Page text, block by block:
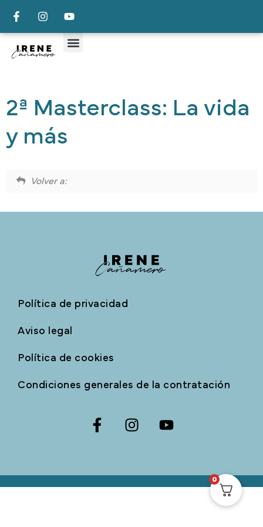
2ª Masterclass: La vida
y más
Volver a:
Política de privacidad
Aviso legal
Política de cookies
Condiciones generales de la contratación
0